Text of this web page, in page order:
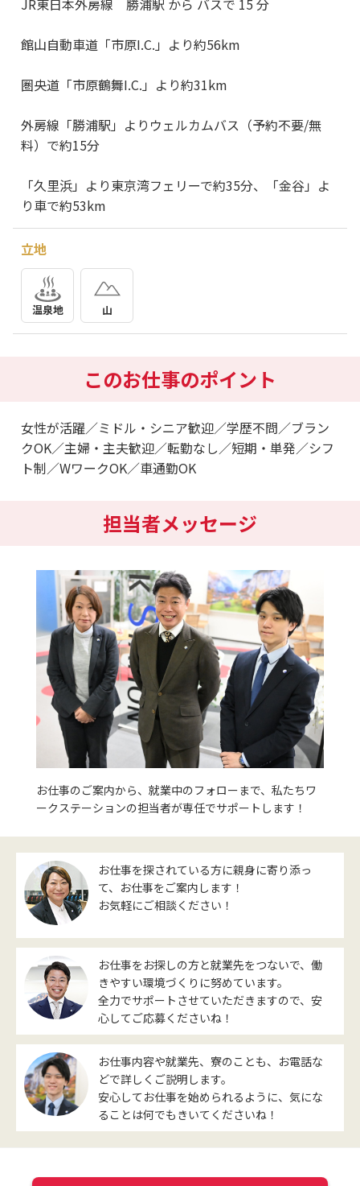
館山自動車道「市原I.C.」より約56km
圏央道「市原鶴舞I.C.」より約31km
外房線「勝浦駅」よりウェルカムバス（予約不要/無
料）で約15分
「久里浜」より東京湾フェリーで約35分、「金谷」よ
り車で約53km
立地
温泉地 山
このお仕事のポイント
女性が活躍／ミドル・シニア歓迎／学歴不問／ブラン
クOK／主婦・主夫歓迎／転勤なし／短期・単発／シフ
ト制／WワークOK／車通勤OK
担当者メッセージ
お仕事のご案内から、就業中のフォローまで、私たちワ
ークステーションの担当者が専任でサポートします！
お仕事を探されている方に親身に寄り添っ
て、お仕事をご案内します！
お気軽にご相談ください！
お仕事をお探しの方と就業先をつないで、働
きやすい環境づくりに努めています。
全力でサポートさせていただきますので、安
心してご応募くださいね！
お仕事内容や就業先、寮のことも、お電話な
どで詳しくご説明します。
安心してお仕事を始められるように、気にな
ることは何でもきいてくださいね！